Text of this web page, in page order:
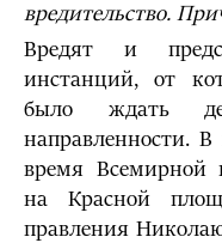
вредительство.
Вредят и
инстанций, от
было ждать
направленности.
время Всемирной
на Красной
правления